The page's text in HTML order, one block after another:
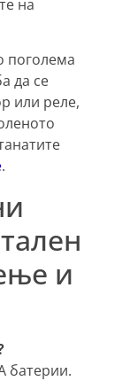
на
поголема
да се
или реле,
.
и
батерии.